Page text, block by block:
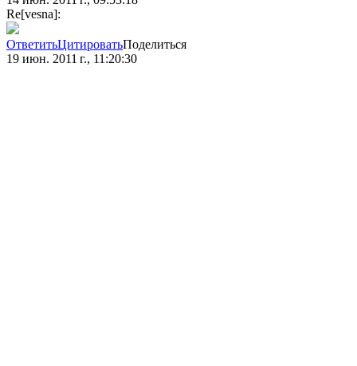
Re[vesna]:
ОтветитьЦитироватьПоделиться
19 июн. 2011 г., 11:20:30